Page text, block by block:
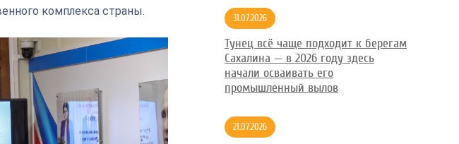
комплекса страны.
31.07.2026
Тунец всё чаще подходит к берегам
Сахалина — в 2026 году здесь
начали осваивать его
промышленный вылов
21.07.2026